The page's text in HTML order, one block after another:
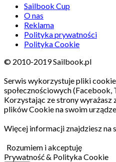
Sailbook Cup
O nas
Reklama
Polityka prywatności
Polityka Cookie
© 2010-2019 Sailbook.pl
Serwis wykorzystuje pliki
społecznościowych
Korzystając ze strony wyrażasz
plików Cookie na swoim
Więcej informacji znajdziesz na
Rozumiem i akceptuję
Prywatność & Polityka Cookie